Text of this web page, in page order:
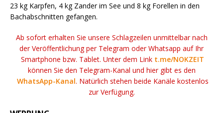
23 kg Karpfen, 4 kg Zander im See und 8 kg Forellen in den
Bachabschnitten gefangen.
Ab sofort erhalten Sie unsere Schlagzeilen unmittelbar nach
der Veröffentlichung per Telegram oder Whatsapp auf Ihr
Smartphone bzw. Tablet. Unter dem Link t.me/NOKZEIT
können Sie den Telegram-Kanal und hier gibt es den
WhatsApp-Kanal. Natürlich stehen beide Kanäle kostenlos
zur Verfügung.